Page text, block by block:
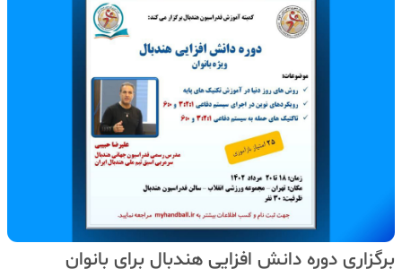
برگزاری دوره دانش افزایی هندبال برای بانوان